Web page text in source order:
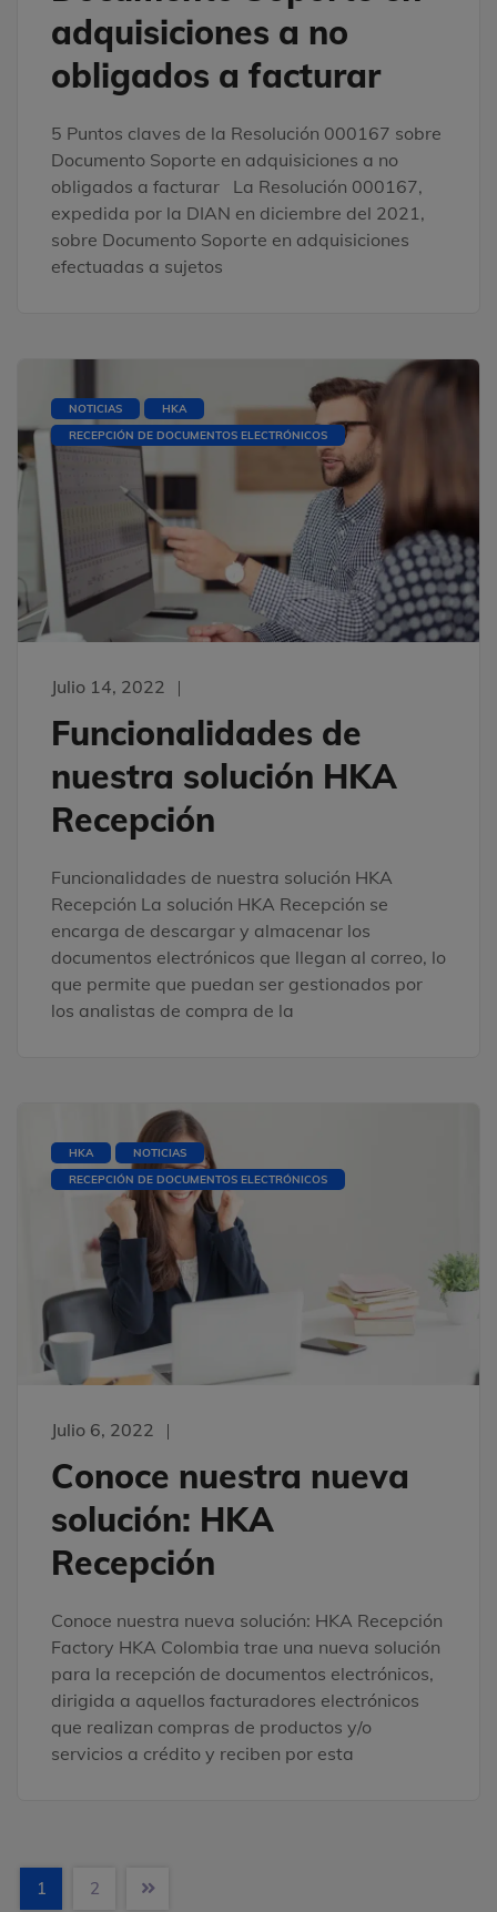
adquisiciones a no
obligados a facturar
5 Puntos claves de la Resolución 000167 sobre
Documento Soporte en adquisiciones a no
obligados a facturar La Resolución 000167,
expedida por la DIAN en diciembre del 2021,
sobre Documento Soporte en adquisiciones
efectuadas a sujetos
NOTICIAS
HKA
RECEPCIÓN DE DOCUMENTOS ELECTRÓNICOS
Julio 14, 2022
Funcionalidades de
nuestra solución HKA
Recepción
Funcionalidades de nuestra solución HKA
Recepción La solución HKA Recepción se
encarga de descargar y almacenar los
documentos electrónicos que llegan al correo, lo
que permite que puedan ser gestionados por
los analistas de compra de la
HKA
NOTICIAS
RECEPCIÓN DE DOCUMENTOS ELECTRÓNICOS
Julio 6, 2022
Conoce nuestra nueva
solución: HKA
Recepción
Conoce nuestra nueva solución: HKA Recepción
Factory HKA Colombia trae una nueva solución
para la recepción de documentos electrónicos,
dirigida a aquellos facturadores electrónicos
que realizan compras de productos y/o
servicios a crédito y reciben por esta
1 2